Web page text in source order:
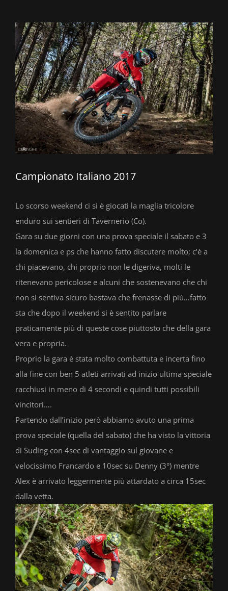
Ingrandisci
immagine
Campionato Italiano 2017
Lo scorso weekend ci si è giocati la maglia tricolore
enduro sui sentieri di Tavernerio (Co).
Gara su due giorni con una prova speciale il sabato e 3
la domenica e ps che hanno fatto discutere molto; c’è a
chi piacevano, chi proprio non le digeriva, molti le
ritenevano pericolose e alcuni che sostenevano che chi
non si sentiva sicuro bastava che frenasse di più…fatto
sta che dopo il weekend si è sentito parlare
praticamente più di queste cose piuttosto che della gara
vera e propria.
Proprio la gara è stata molto combattuta e incerta fino
alla fine con ben 5 atleti arrivati ad inizio ultima speciale
racchiusi in meno di 4 secondi e quindi tutti possibili
vincitori….
Partendo dall’inizio però abbiamo avuto una prima
prova speciale (quella del sabato) che ha visto la vittoria
di Suding con 4sec di vantaggio sul giovane e
velocissimo Francardo e 10sec su Denny (3°) mentre
Alex è arrivato leggermente più attardato a circa 15sec
dalla vetta.